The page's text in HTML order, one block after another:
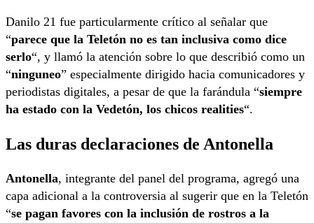
Danilo 21 fue particularmente crítico al señalar que
“parece que la Teletón no es tan inclusiva como dice
serlo“, y llamó la atención sobre lo que describió como un
“ninguneo” especialmente dirigido hacia comunicadores y
periodistas digitales, a pesar de que la farándula “siempre
ha estado con la Vedetón, los chicos realities“.
Las duras declaraciones de Antonella
Antonella, integrante del panel del programa, agregó una
capa adicional a la controversia al sugerir que en la Teletón
“se pagan favores con la inclusión de rostros a la